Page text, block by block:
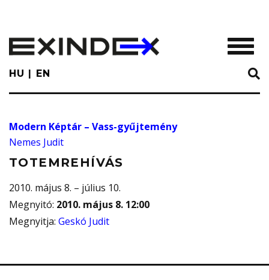
main
content
HU EN
Modern Képtár – Vass-gyűjtemény
Nemes Judit
TOTEMREHÍVÁS
2010. május 8. – július 10.
Megnyitó: 2010. május 8. 12:00
Megnyitja: Geskó Judit